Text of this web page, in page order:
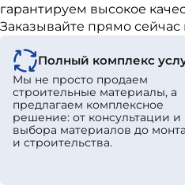
гарантируем высокое
Заказывайте прямо
Полный комплекс
Мы не просто продаем
строительные материалы, а
предлагаем комплексное
решение: от консультации и
выбора материалов до
и строительства.